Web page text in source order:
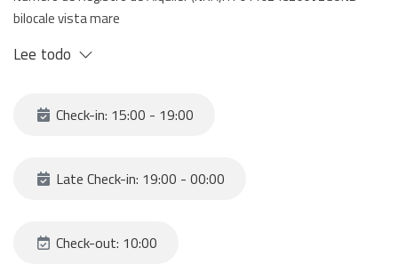
bilocale vista mare
Lee todo
Check-in: 15:00 - 19:00
Late Check-in: 19:00 - 00:00
Check-out: 10:00